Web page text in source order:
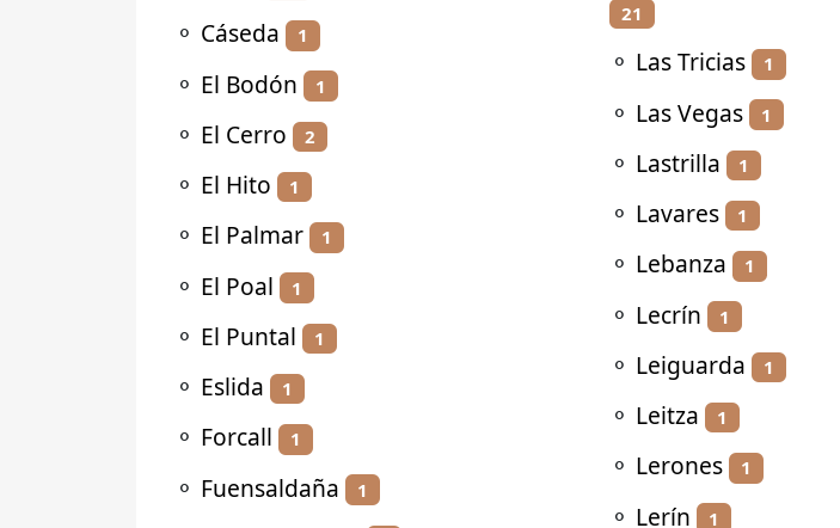
⚬ Cáseda 1
⚬ El Bodón 1
⚬ El Cerro 2
⚬ El Hito 1
⚬ El Palmar 1
⚬ El Poal 1
⚬ El Puntal 1
⚬ Eslida 1
⚬ Forcall 1
⚬ Fuensaldaña 1
21
⚬ Las Tricias 1
⚬ Las Vegas 1
⚬ Lastrilla 1
⚬ Lavares 1
⚬ Lebanza 1
⚬ Lecrín 1
⚬ Leiguarda 1
⚬ Leitza 1
⚬ Lerones 1
⚬ Lerín 1